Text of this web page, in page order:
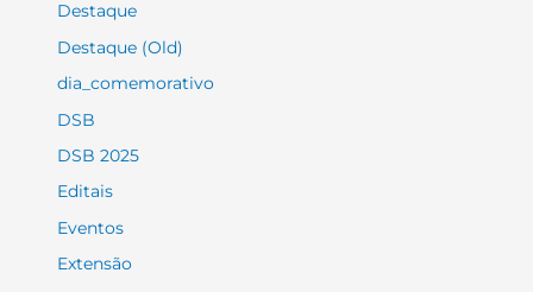
Destaque
Destaque (Old)
dia_comemorativo
DSB
DSB 2025
Editais
Eventos
Extensão